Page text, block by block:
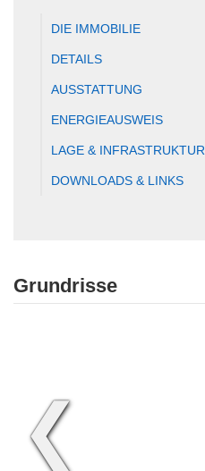
DIE IMMOBILIE
DETAILS
AUSSTATTUNG
ENERGIEAUSWEIS
LAGE & INFRASTRUKTUR
DOWNLOADS & LINKS
Grundrisse
❮